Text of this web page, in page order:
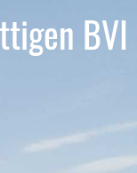
BVI